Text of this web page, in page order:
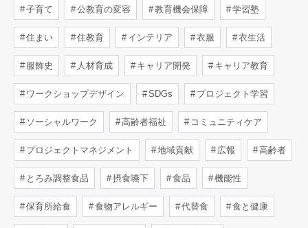
子育て 公教育の変容 教育機会保障 学習塾
住まい 住教育 インテリア 衣服 衣生活
服飾史 人材育成 キャリア開発 キャリア教育
ワークショップデザイン SDGs プロジェクト学習
ソーシャルワーク 高齢者福祉 コミュニティケア
プロジェクトマネジメント 地域貢献 広報 高齢者
とろみ調整食品 摂食嚥下 食品 機能性
保育所給食 食物アレルギー 代替食 食と健康